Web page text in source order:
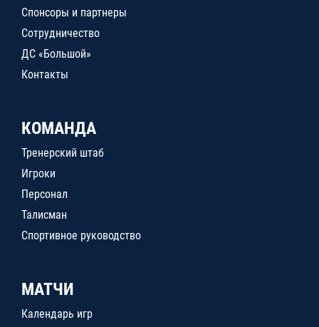
Спонсоры и партнеры
Сотрудничество
ДС «Большой»
Контакты
КОМАНДА
Тренерский штаб
Игроки
Персонал
Талисман
Спортивное руководство
МАТЧИ
Календарь игр